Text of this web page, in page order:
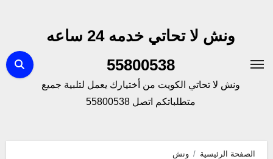
ونش لا تحاتي خدمه 24 ساعه
55800538
ونش لا تحاتي الكويت من أختيارك يعمل لتلبية جميع
متطلباتكم اتصل 55800538
الصفحة الرئيسية
ونش